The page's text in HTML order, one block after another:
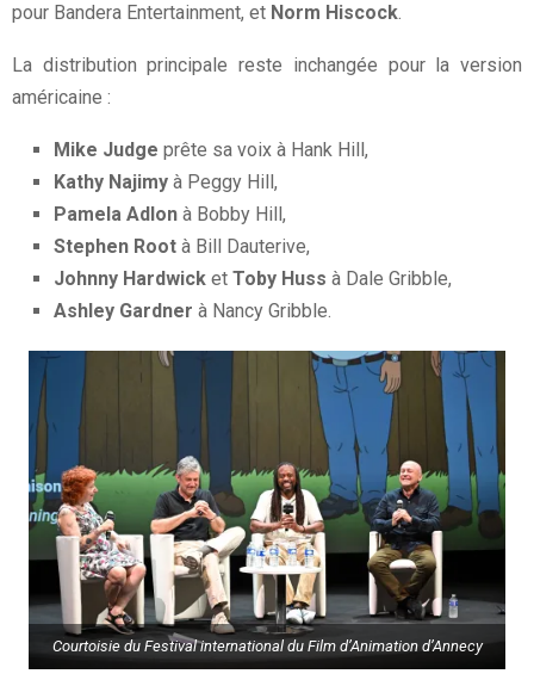
pour Bandera Entertainment, et Norm Hiscock.
La distribution principale reste inchangée pour la version
américaine :
Mike Judge prête sa voix à Hank Hill,
Kathy Najimy à Peggy Hill,
Pamela Adlon à Bobby Hill,
Stephen Root à Bill Dauterive,
Johnny Hardwick et Toby Huss à Dale Gribble,
Ashley Gardner à Nancy Gribble.
Courtoisie du Festival international du Film d’Animation d’Annecy